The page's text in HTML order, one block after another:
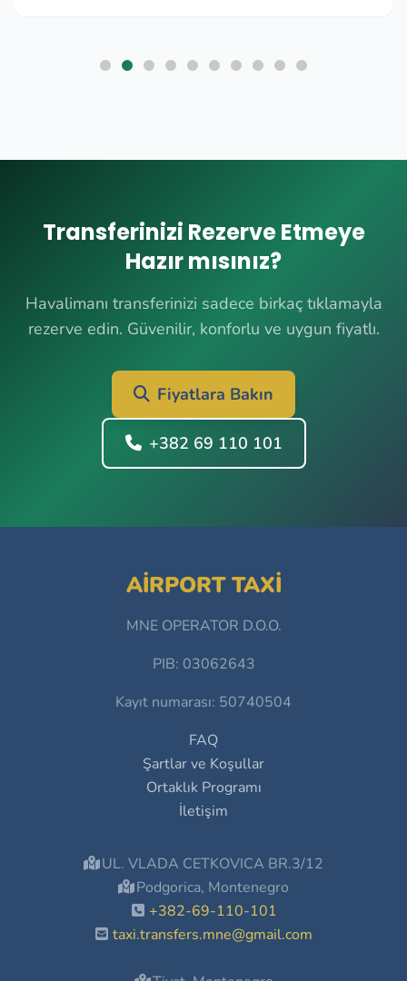
Transferinizi Rezerve Etmeye
Hazır mısınız?
Havalimanı transferinizi sadece birkaç tıklamayla
rezerve edin. Güvenilir, konforlu ve uygun fiyatlı.
Fiyatlara Bakın
+382 69 110 101
AIRPORT TAXI
MNE OPERATOR D.O.O.
PIB: 03062643
Kayıt numarası: 50740504
FAQ
Şartlar ve Koşullar
Ortaklık Programı
İletişim
UL. VLADA CETKOVICA BR.3/12
Podgorica, Montenegro
+382-69-110-101
taxi.transfers.mne@gmail.com